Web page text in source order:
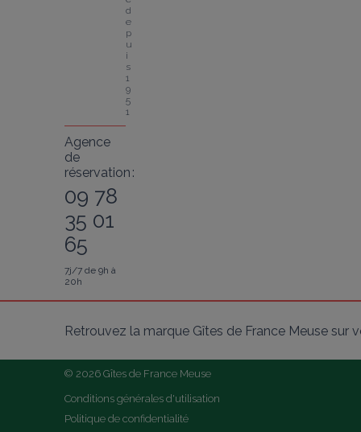
d
e
p
u
i
s
1
9
5
1
Agence
de
réservation :
09 78
35 01
65
7j/7 de 9h à
20h
Retrouvez la marque Gîtes de France Meuse sur
© 2026 Gîtes de France Meuse
Conditions générales d'utilisation
Politique de confidentialité